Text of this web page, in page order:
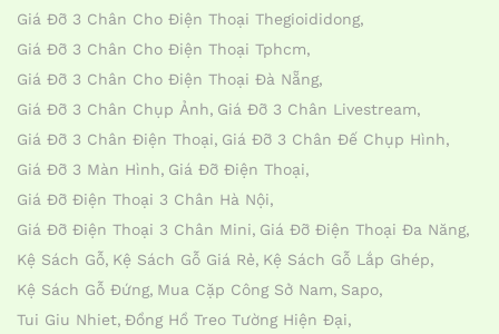
Giá Đỡ 3 Chân Cho Điện Thoại Thegioididong
Giá Đỡ 3 Chân Cho Điện Thoại Tphcm
Giá Đỡ 3 Chân Cho Điện Thoại Đà Nẵng
Giá Đỡ 3 Chân Chụp Ảnh Giá Đỡ 3 Chân Livestream
Giá Đỡ 3 Chân Điện Thoại Giá Đỡ 3 Chân Đế Chụp Hình
Giá Đỡ 3 Màn Hình Giá Đỡ Điện Thoại
Giá Đỡ Điện Thoại 3 Chân Hà Nội
Giá Đỡ Điện Thoại 3 Chân Mini Giá Đỡ Điện Thoại Đa Năng
Kệ Sách Gỗ Kệ Sách Gỗ Giá Rẻ Kệ Sách Gỗ Lắp Ghép
Kệ Sách Gỗ Đứng Mua Cặp Công Sở Nam Sapo
Tui Giu Nhiet Đồng Hồ Treo Tường Hiện Đại